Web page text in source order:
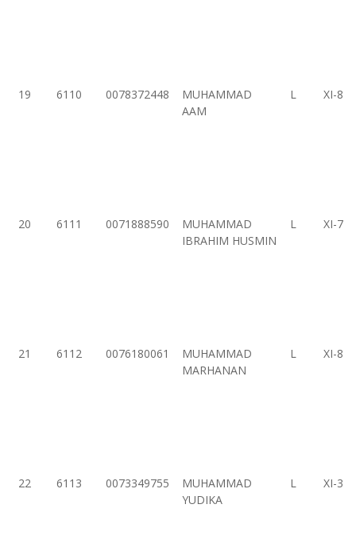
19 6110 0078372448
MUHAMMAD
AAM
L XI-8
20 6111 0071888590
MUHAMMAD
IBRAHIM HUSMIN
L XI-7
21 6112 0076180061
MUHAMMAD
MARHANAN
L XI-8
22 6113 0073349755
MUHAMMAD
YUDIKA
L XI-3